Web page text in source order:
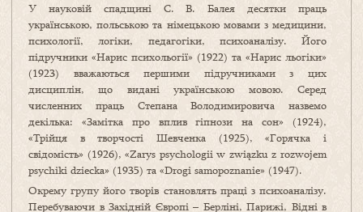
У науковій спадщині С. В. Балея десятки праць
українською, польською та німецькою мовами з медицини,
психології, логіки, педагогіки, психоаналізу. Його
підручники «Нарис психольогії» (1922) та «Нарис льогіки»
(1923) вважаються першими підручниками з цих
дисциплін, що видані українською мовою. Серед
численних праць Степана Володимировича назвемо
декілька: «Замітка про вплив гіпнози на сон» (1924),
«Трійця в творчості Шевченка (1925), «Горячка і
свідомість» (1926), «Zarys psychologii w związku z rozwojem
psychiki dziecka» (1935) та «Drogi samopoznanie» (1947).
Окрему групу його творів становлять праці з психоаналізу.
Перебуваючи в Західній Європі – Берліні, Парижі, Відні в